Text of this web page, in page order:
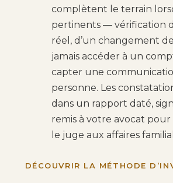
complètent le terrain
pertinents — vérification
réel, d’un changement
jamais accéder à un
capter une
personne. Les
dans un rapport daté,
remis à votre avocat
le juge aux affaires
DÉCOUVRIR LA MÉTHODE